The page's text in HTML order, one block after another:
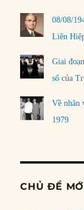
08/08/
Liên
Giai
số của
Về nhân
1979
CHỦ ĐỀ